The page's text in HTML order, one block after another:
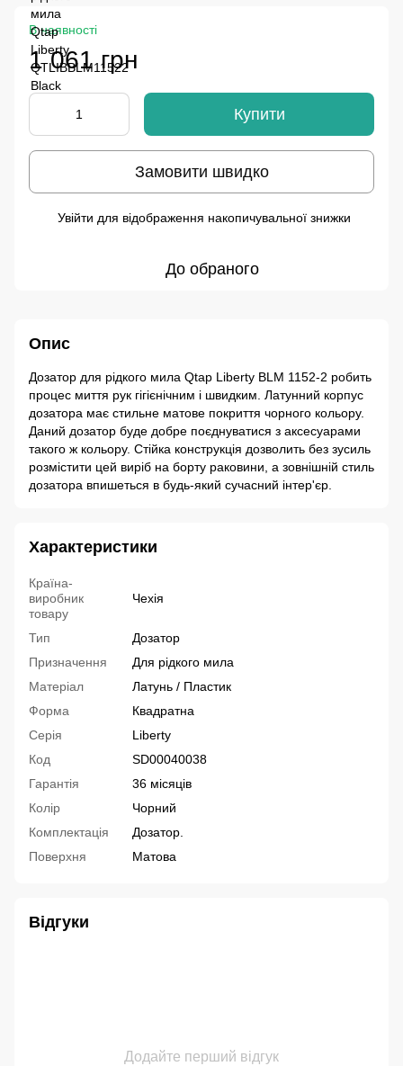
В наявності
1 061 грн
Купити
Замовити швидко
Увійти для відображення накопичувальної знижки
До обраного
Опис
Дозатор для рідкого мила Qtap Liberty BLM 1152-2 робить
процес миття рук гігієнічним і швидким. Латунний корпус
дозатора має стильне матове покриття чорного кольору.
Даний дозатор буде добре поєднуватися з аксесуарами
такого ж кольору. Стійка конструкція дозволить без зусиль
розмістити цей виріб на борту раковини, а зовнішній стиль
дозатора впишеться в будь-який сучасний інтер'єр.
Характеристики
Країна-
виробник
товару
Чехія
Тип
Дозатор
Призначення
Для рідкого мила
Матеріал
Латунь / Пластик
Форма
Квадратна
Серія
Liberty
Код
SD00040038
Гарантія
36 місяців
Колір
Чорний
Комплектація
Дозатор.
Поверхня
Матова
Відгуки
Додайте перший відгук